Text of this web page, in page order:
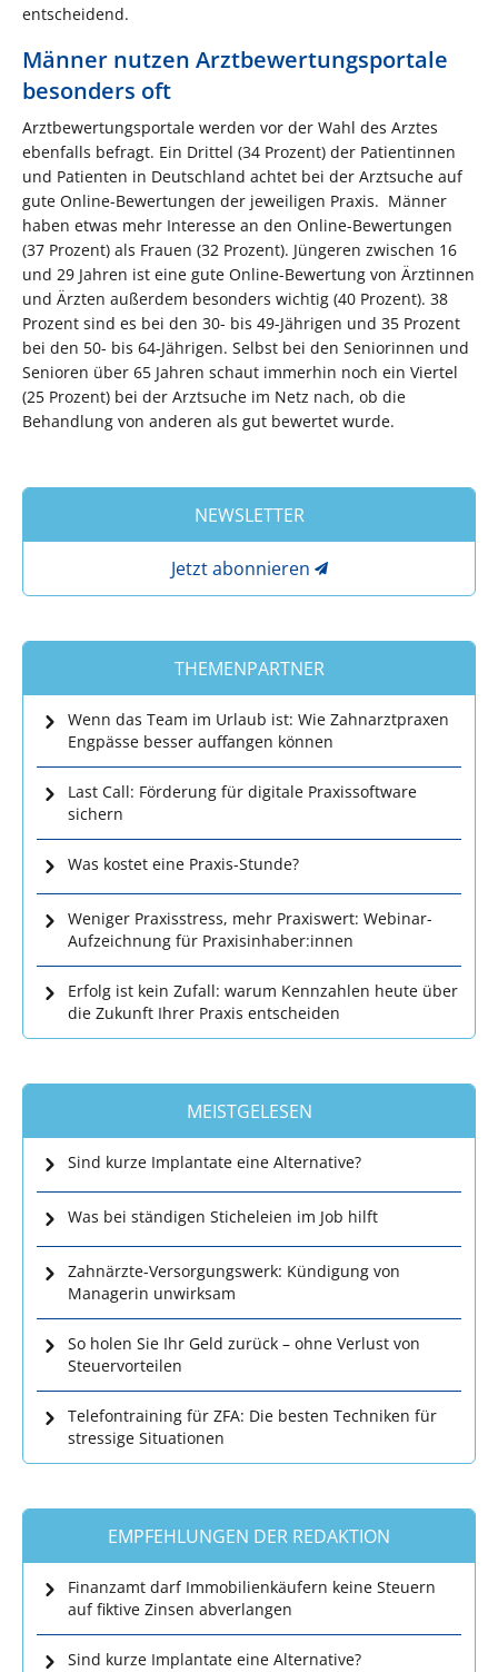
entscheidend.
Männer nutzen Arztbewertungsportale
besonders oft
Arztbewertungsportale werden vor der Wahl des Arztes
ebenfalls befragt. Ein Drittel (34 Prozent) der Patientinnen
und Patienten in Deutschland achtet bei der Arztsuche auf
gute Online-Bewertungen der jeweiligen Praxis. Männer
haben etwas mehr Interesse an den Online-Bewertungen
(37 Prozent) als Frauen (32 Prozent). Jüngeren zwischen 16
und 29 Jahren ist eine gute Online-Bewertung von Ärztinnen
und Ärzten außerdem besonders wichtig (40 Prozent). 38
Prozent sind es bei den 30- bis 49-Jährigen und 35 Prozent
bei den 50- bis 64-Jährigen. Selbst bei den Seniorinnen und
Senioren über 65 Jahren schaut immerhin noch ein Viertel
(25 Prozent) bei der Arztsuche im Netz nach, ob die
Behandlung von anderen als gut bewertet wurde.
NEWSLETTER
Jetzt abonnieren
THEMENPARTNER
Wenn das Team im Urlaub ist: Wie Zahnarztpraxen
Engpässe besser auffangen können
Last Call: Förderung für digitale Praxissoftware
sichern
Was kostet eine Praxis-Stunde?
Weniger Praxisstress, mehr Praxiswert: Webinar-
Aufzeichnung für Praxisinhaber:innen
Erfolg ist kein Zufall: warum Kennzahlen heute über
die Zukunft Ihrer Praxis entscheiden
MEISTGELESEN
Sind kurze Implantate eine Alternative?
Was bei ständigen Sticheleien im Job hilft
Zahnärzte-Versorgungswerk: Kündigung von
Managerin unwirksam
So holen Sie Ihr Geld zurück – ohne Verlust von
Steuervorteilen
Telefontraining für ZFA: Die besten Techniken für
stressige Situationen
EMPFEHLUNGEN DER REDAKTION
Finanzamt darf Immobilienkäufern keine Steuern
auf fiktive Zinsen abverlangen
Sind kurze Implantate eine Alternative?